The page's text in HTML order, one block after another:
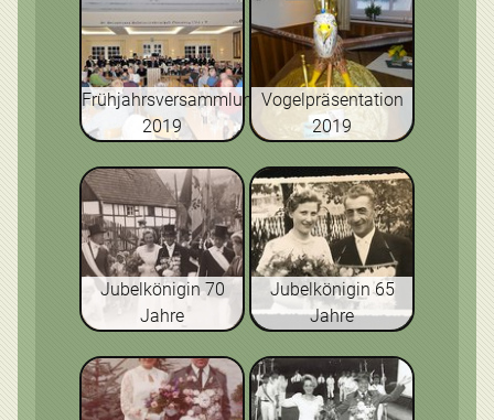
Frühjahrsversammlung
2019
Vogelpräsentation
2019
Jubelkönigin 70
Jahre
Jubelkönigin 65
Jahre